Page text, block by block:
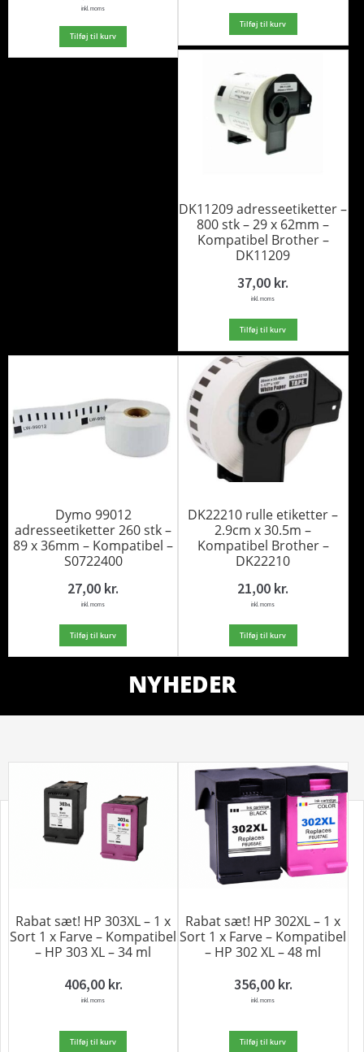
inkl. moms
Tilføj til kurv
Tilføj til kurv
DK11209 adresseetiketter –
800 stk – 29 x 62mm –
Kompatibel Brother –
DK11209
37,00 kr.
inkl. moms
Tilføj til kurv
Dymo 99012
adresseetiketter 260 stk –
89 x 36mm – Kompatibel –
S0722400
27,00 kr.
inkl. moms
Tilføj til kurv
DK22210 rulle etiketter –
2.9cm x 30.5m –
Kompatibel Brother –
DK22210
21,00 kr.
inkl. moms
Tilføj til kurv
NYHEDER
Rabat sæt! HP 303XL – 1 x
Sort 1 x Farve – Kompatibel
– HP 303 XL – 34 ml
406,00 kr.
inkl. moms
Tilføj til kurv
Rabat sæt! HP 302XL – 1 x
Sort 1 x Farve – Kompatibel
– HP 302 XL – 48 ml
356,00 kr.
inkl. moms
Tilføj til kurv